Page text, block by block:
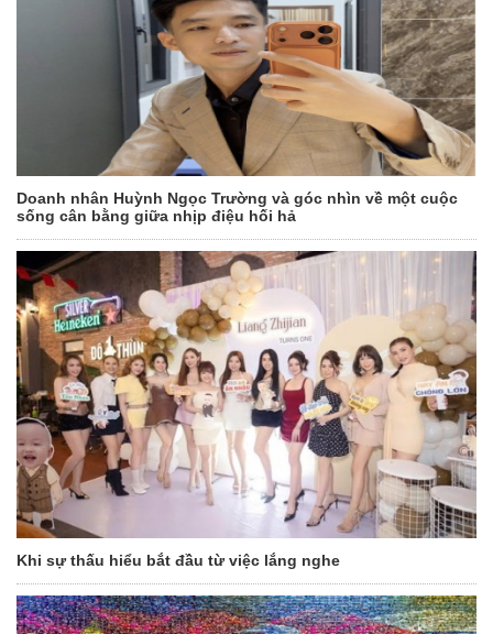
Doanh nhân Huỳnh Ngọc Trường và góc nhìn về một cuộc
sống cân bằng giữa nhịp điệu hối hả
Khi sự thấu hiểu bắt đầu từ việc lắng nghe